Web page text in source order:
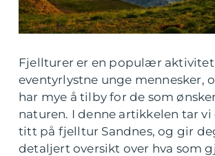
Fjellturer er en populær
eventyrlystne unge mennesker,
har mye å tilby for de som
naturen. I denne artikkelen tar
titt på fjelltur Sandnes, og gir
detaljert oversikt over hva som